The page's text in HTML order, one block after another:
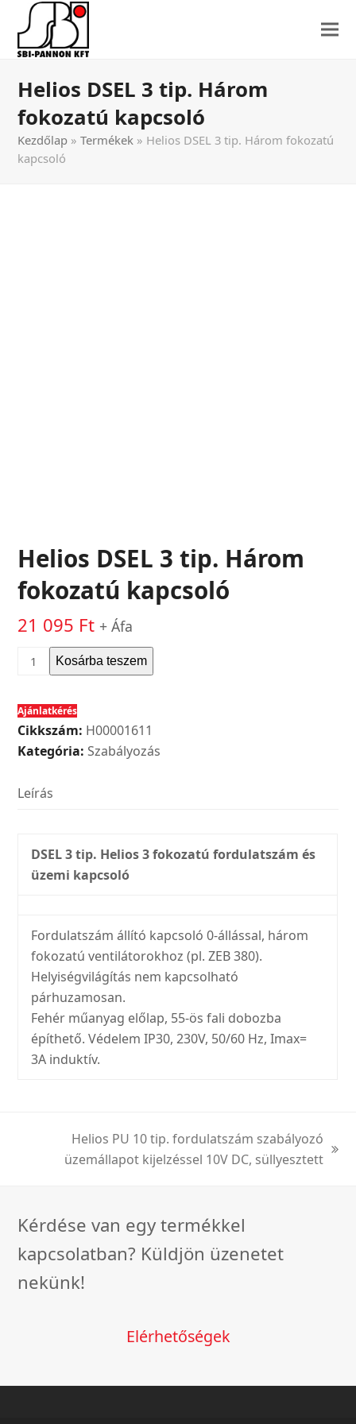
Helios DSEL 3 tip. Három
fokozatú kapcsoló
Kezdőlap »Termékek » Helios DSEL 3 tip. Három fokozatú
kapcsoló
Helios DSEL 3 tip. Három
fokozatú kapcsoló
21 095 Ft + Áfa
Helios
tip.
Három
fokozatú
mennyiség
Kosárba teszem
Ajánlatkérés
Cikkszám: H00001611
Kategória: Szabályozás
Leírás
DSEL 3 tip. Helios 3 fokozatú fordulatszám és
üzemi kapcsoló
Fordulatszám állító kapcsoló 0-állással, három
fokozatú ventilátorokhoz (pl. ZEB 380).
Helyiségvilágítás nem kapcsolható
párhuzamosan.
Fehér műanyag előlap, 55-ös fali dobozba
építhető. Védelem IP30, 230V, 50/60 Hz, Imax=
3A induktív.
Helios PU 10 tip. fordulatszám szabályozó
üzemállapot kijelzéssel 10V DC, süllyesztett
Kérdése van egy termékkel
kapcsolatban? Küldjön üzenetet
nekünk!
Elérhetőségek